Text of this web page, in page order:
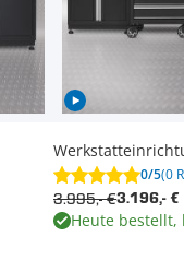
0/5(0
3.196,- €
3.995,- €
Heute bestellt,